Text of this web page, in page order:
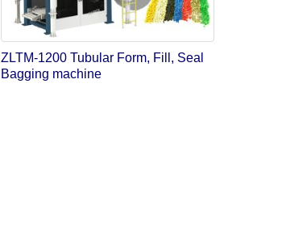
ZLTM-1200 Tubular Form, Fill, Seal
Bagging machine